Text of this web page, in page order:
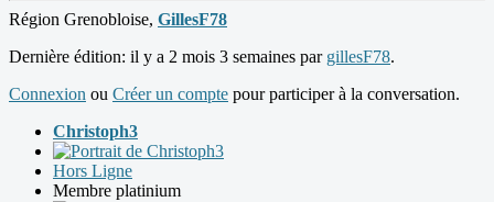
Région Grenobloise, GillesF78
Dernière édition: il y a 2 mois 3 semaines par gillesF78.
Connexion ou Créer un compte pour participer à la conversation.
Christoph3
Hors Ligne
Membre platinium